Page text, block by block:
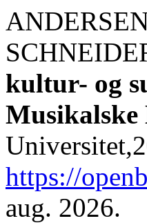
kultur- og
Musikalske
https://
aug. 2026.